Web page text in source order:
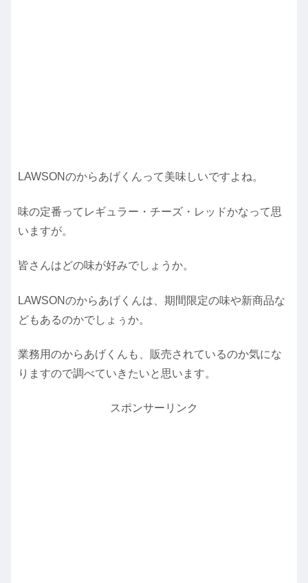
LAWSONのからあげくんって美味しいですよね。
味の定番ってレギュラー・チーズ・レッドかなって思
いますが。
皆さんはどの味が好みでしょうか。
LAWSONのからあげくんは、期間限定の味や新商品な
どもあるのかでしょぅか。
業務用のからあげくんも、販売されているのか気にな
りますので調べていきたいと思います。
スポンサーリンク